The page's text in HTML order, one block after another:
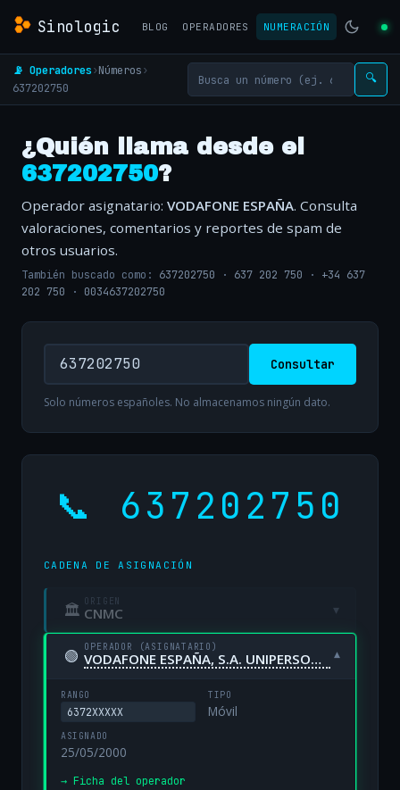
Sinologic BLOG OPERADORES NUMERACIÓN
📡 Operadores›Números›
637202750
🔍
¿Quién llama desde el
637202750?
Operador asignatario: VODAFONE ESPAÑA. Consulta
valoraciones, comentarios y reportes de spam de
otros usuarios.
También buscado como: 637202750 · 637 202 750 · +34 637
202 750 · 0034637202750
Consultar
Solo números españoles. No almacenamos ningún dato.
📞 637202750
CADENA DE ASIGNACIÓN
🏛 ORIGEN
CNMC ▾
🟢 OPERADOR (ASIGNATARIO)
VODAFONE ESPAÑA, S.A. UNIPERSONAL ▾
RANGO
6372XXXXX
TIPO
Móvil
ASIGNADO
25/05/2000
→ Ficha del operador